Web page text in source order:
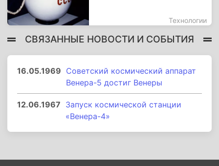
Технологии
СВЯЗАННЫЕ НОВОСТИ И СОБЫТИЯ
16.05.1969 Советский космический аппарат
Венера-5 достиг Венеры
12.06.1967 Запуск космической станции
«Венера-4»